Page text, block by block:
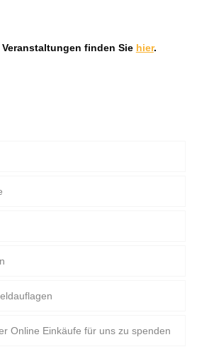
finden Sie hier.
Online Einkäufe für uns zu spenden